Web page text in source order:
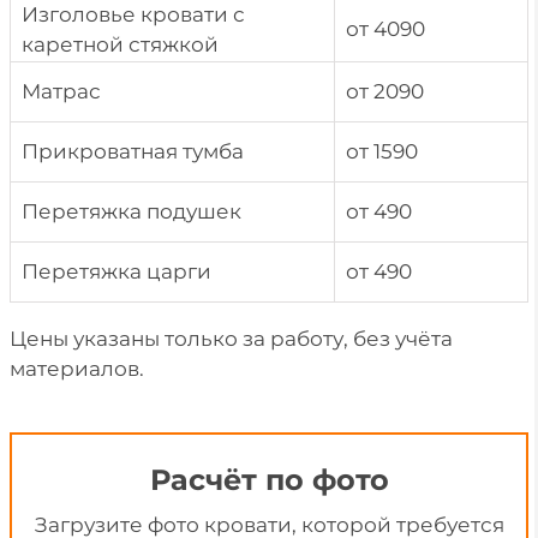
Изголовье кровати с
каретной стяжкой
от 4090
Матрас от 2090
Прикроватная тумба от 1590
Перетяжка подушек от 490
Перетяжка царги от 490
Цены указаны только за работу, без учёта
материалов.
Расчёт по фото
Загрузите фото кровати, которой требуется